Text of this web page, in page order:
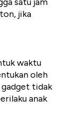
jika
waktu
oleh
gadget tidak
anak